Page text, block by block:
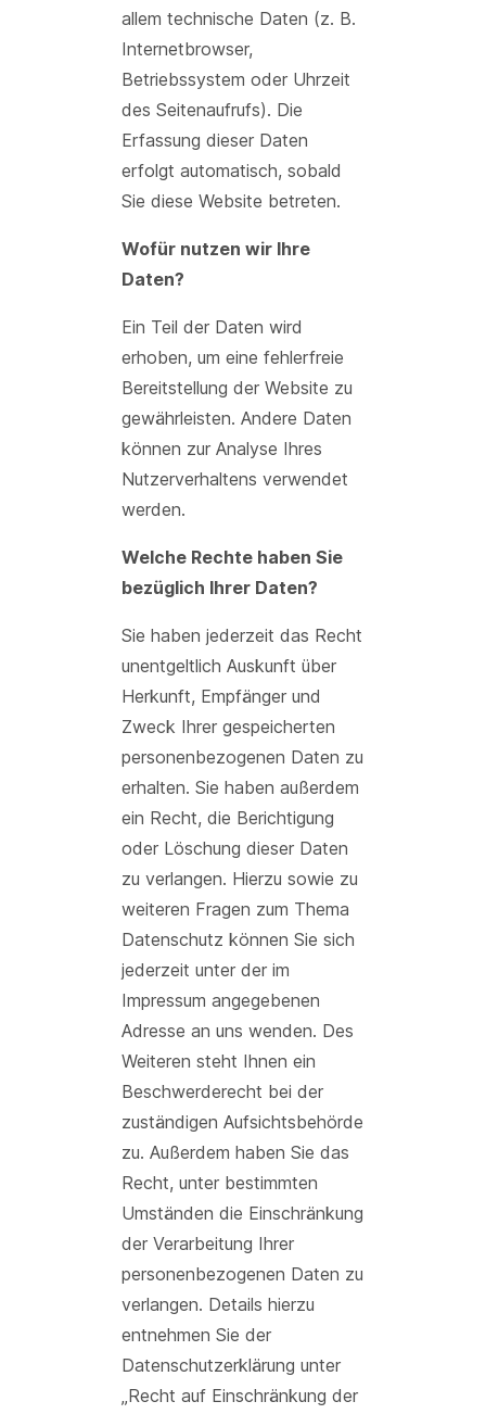
allem technische Daten (z. B.
Internetbrowser,
Betriebssystem oder Uhrzeit
des Seitenaufrufs). Die
Erfassung dieser Daten
erfolgt automatisch, sobald
Sie diese Website betreten.
Wofür nutzen wir Ihre
Daten?
Ein Teil der Daten wird
erhoben, um eine fehlerfreie
Bereitstellung der Website zu
gewährleisten. Andere Daten
können zur Analyse Ihres
Nutzerverhaltens verwendet
werden.
Welche Rechte haben Sie
bezüglich Ihrer Daten?
Sie haben jederzeit das Recht
unentgeltlich Auskunft über
Herkunft, Empfänger und
Zweck Ihrer gespeicherten
personenbezogenen Daten zu
erhalten. Sie haben außerdem
ein Recht, die Berichtigung
oder Löschung dieser Daten
zu verlangen. Hierzu sowie zu
weiteren Fragen zum Thema
Datenschutz können Sie sich
jederzeit unter der im
Impressum angegebenen
Adresse an uns wenden. Des
Weiteren steht Ihnen ein
Beschwerderecht bei der
zuständigen Aufsichtsbehörde
zu. Außerdem haben Sie das
Recht, unter bestimmten
Umständen die Einschränkung
der Verarbeitung Ihrer
personenbezogenen Daten zu
verlangen. Details hierzu
entnehmen Sie der
Datenschutzerklärung unter
„Recht auf Einschränkung der